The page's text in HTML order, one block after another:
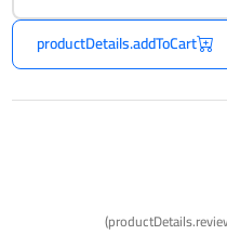
productDetails.addToCart